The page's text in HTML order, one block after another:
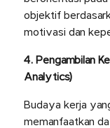
objektif
motivasi dan
4. Pengambilan
Analytics)
Budaya kerja
memanfaatkan